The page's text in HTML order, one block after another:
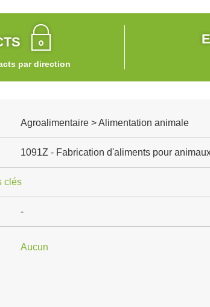
par direction
Agroalimentaire > Alimentation animale
1091Z - Fabrication d'aliments pour
clés
-
Aucun